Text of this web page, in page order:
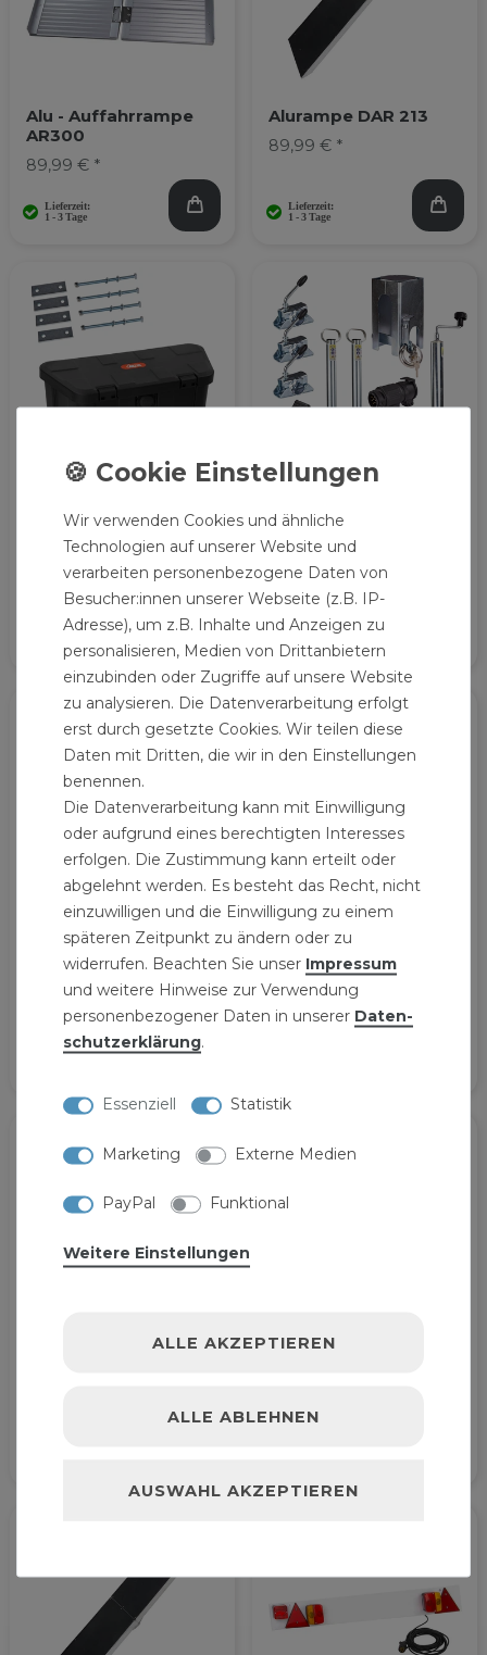
Alu - Auffahrrampe
AR300
89,99 € *
Alurampe DAR 213
89,99 € *
79,99 € *
Zubehörpaket 12-
teilig
79,99 € *
1 Set | 79,99 € / Satz
Kunststoff
Auffahrrampen-Satz
2tlg. DKA900
79,99 € *
Stück | 40,00 € / Stück
PKW Rangierhilfe
79,99 € *
Wir verwenden Cookies und ähnliche
Technologien auf unserer Website und
verarbeiten personenbezogene Daten von
Besucher:innen unserer Webseite (z.B. IP-
Adresse), um z.B. Inhalte und Anzeigen zu
personalisieren, Medien von Drittanbietern
einzubinden oder Zugriffe auf unsere Website
zu analysieren. Die Datenverarbeitung erfolgt
erst durch gesetzte Cookies. Wir teilen diese
Daten mit Dritten, die wir in den Einstellungen
benennen.
Die Datenverarbeitung kann mit Einwilligung
oder aufgrund eines berechtigten Interesses
erfolgen. Die Zustimmung kann erteilt oder
abgelehnt werden. Es besteht das Recht, nicht
einzuwilligen und die Einwilligung zu einem
späteren Zeitpunkt zu ändern oder zu
widerrufen. Beachten Sie unser Impressum
und weitere Hinweise zur Verwendung
personenbezogener Daten in unserer Daten­
schutz­erklärung.
Essenziell Statistik
Marketing Externe Medien
PayPal Funktional
Weitere Einstellungen
ALLE AKZEPTIEREN
ALLE ABLEHNEN
AUSWAHL AKZEPTIEREN